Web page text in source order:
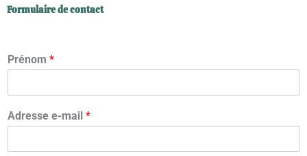
Formulaire de contact
Prénom *
Adresse e-mail *